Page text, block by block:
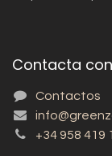
Contacta
Contactos
+34 958 419